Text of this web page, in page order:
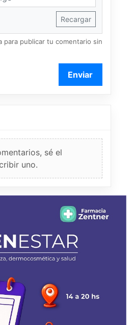
Recargar
para publicar tu comentario sin
Enviar
sé el
uno.